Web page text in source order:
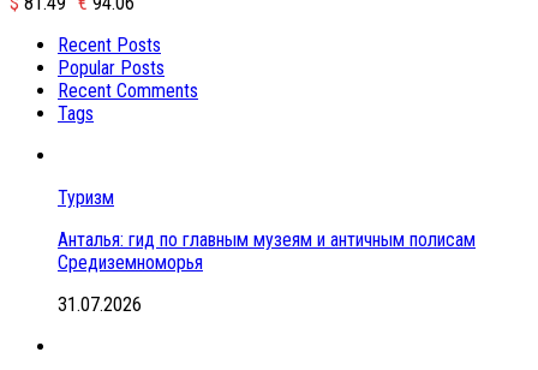
Recent Posts
Popular Posts
Recent Comments
Tags
Туризм
Анталья: гид по главным музеям и античным полисам
Средиземноморья
31.07.2026